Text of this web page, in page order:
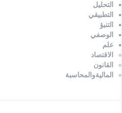
التحليل
التطبيقي
التنبؤ
الوصفي
علم
الاقتصاد
القانون
الماليةوالمحاسبة